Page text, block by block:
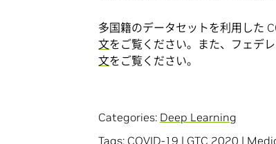
多国籍のデータセットを利用した
文をご覧ください。また、フェデ
文をご覧ください。
Categories: Deep Learning
Tags: COVID-19 | GTC 2020 |